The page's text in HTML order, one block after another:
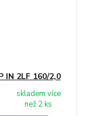
IN 2LF 160/2,0
skladem více
než 2 ks